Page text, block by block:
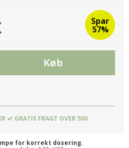
Spar
57%
Køb
GRATIS FRAGT OVER 500
for korrekt dosering.